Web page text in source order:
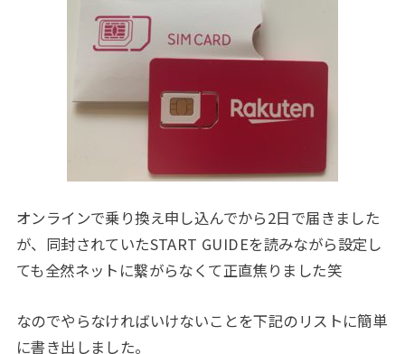
オンラインで乗り換え申し込んでから2日で届きました
が、同封されていたSTART GUIDEを読みながら設定し
ても全然ネットに繋がらなくて正直焦りました笑
なのでやらなければいけないことを下記のリストに簡単
に書き出しました。